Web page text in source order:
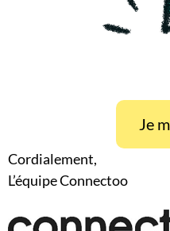
Je
Cordialement,
L’équipe Connectoo